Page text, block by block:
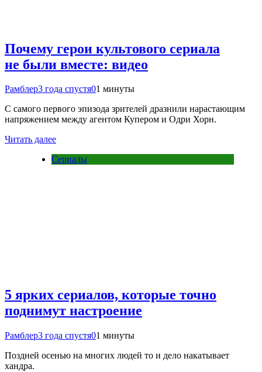
Почему герои культового сериала
не были вместе: видео
Рамблер3 года спустя01 минуты
С самого первого эпизода зрителей дразнили нарастающим
напряжением между агентом Купером и Одри Хорн.
Читать далее
Сериалы
5 ярких сериалов, которые точно
поднимут настроение
Рамблер3 года спустя01 минуты
Поздней осенью на многих людей то и дело накатывает
хандра.